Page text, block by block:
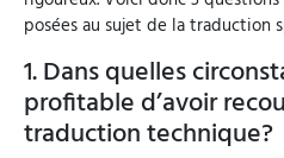
posées au sujet de la traduction
1. Dans quelles
profitable d’avoir
traduction technique?